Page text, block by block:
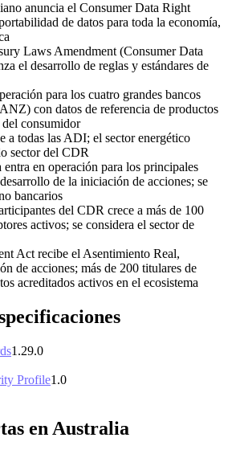
anuncia el Consumer Data Right
de datos para toda la economía,
Laws Amendment (Consumer Data
el desarrollo de reglas y estándares de
para los cuatro grandes bancos
con datos de referencia de productos
consumidor
a todas las ADI; el sector energético
sector del CDR
en operación para los principales
de la iniciación de acciones; se
bancarios
del CDR crece a más de 100
activos; se considera el sector de
Act recibe el Asentimiento Real,
de acciones; más de 200 titulares de
acreditados activos en el ecosistema
1.29.0
Profile1.0
en Australia